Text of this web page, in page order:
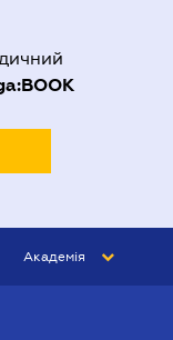
Академія